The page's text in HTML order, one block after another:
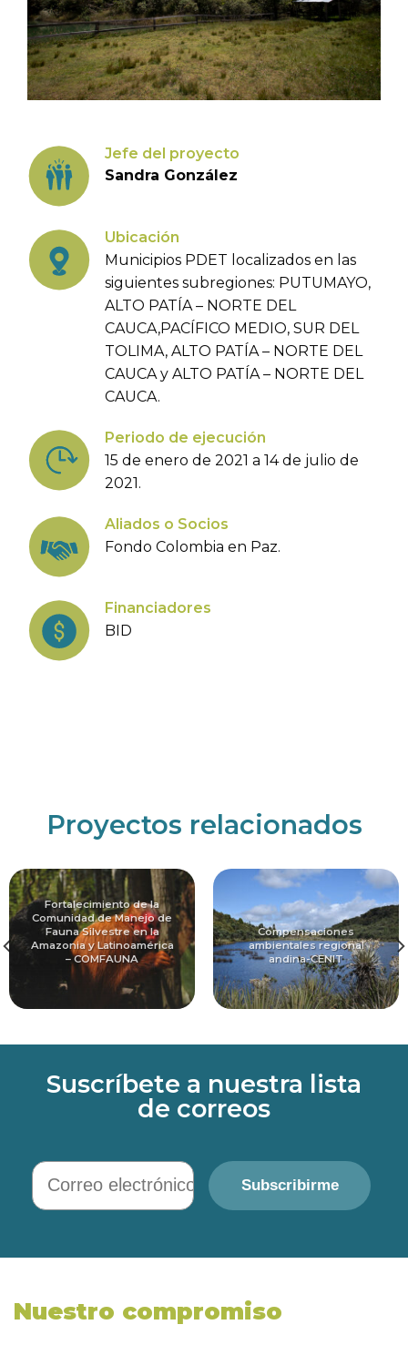
Jefe del proyecto
Sandra González
Ubicación
Municipios PDET localizados en las
siguientes subregiones: PUTUMAYO,
ALTO PATÍA – NORTE DEL
CAUCA,PACÍFICO MEDIO, SUR DEL
TOLIMA, ALTO PATÍA – NORTE DEL
CAUCA y ALTO PATÍA – NORTE DEL
CAUCA.
Periodo de ejecución
15 de enero de 2021 a 14 de julio de
2021.
Aliados o Socios
Fondo Colombia en Paz.
Financiadores
BID
Proyectos relacionados
Fortalecimiento de la
Comunidad de Manejo de
Fauna Silvestre en la
Amazonia y Latinoamérica
– COMFAUNA
Compensaciones
ambientales regional
andina-CENIT
Suscríbete a nuestra lista
de correos
Correo electrónico
Subscribirme
Nuestro compromiso